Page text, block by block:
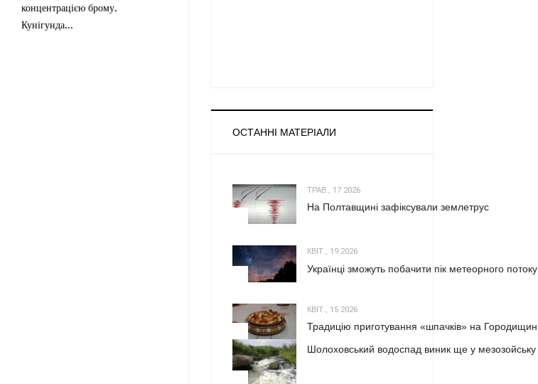
концентрацією брому.
Кунігунда...
ОСТАННІ МАТЕРІАЛИ
ТРАВ., 17 2026
На Полтавщині зафіксували землетрус
КВІТ., 19 2026
Українці зможуть побачити пік метеорного
КВІТ., 15 2026
Традицію приготування «шпачків» на
Шолоховський водоспад виник ще у мезозойську